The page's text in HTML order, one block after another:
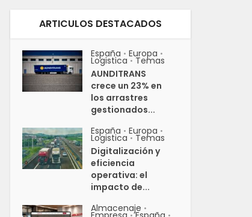
ARTICULOS DESTACADOS
España • Europa •
Logistica • Temas
AUNDITRANS
crece un 23% en
los arrastres
gestionados...
España • Europa •
Logistica • Temas
Digitalización y
eficiencia
operativa: el
impacto de...
Almacenaje •